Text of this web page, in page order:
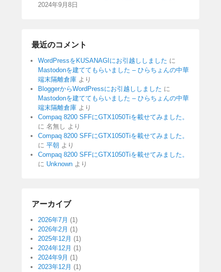
2024年9月8日
最近のコメント
WordPressをKUSANAGIにお引越ししました に
Mastodonを建ててもらいました – ひらちょんの中華
端末隔離倉庫 より
BloggerからWordPressにお引越ししました に
Mastodonを建ててもらいました – ひらちょんの中華
端末隔離倉庫 より
Compaq 8200 SFFにGTX1050Tiを載せてみました。
に 名無し より
Compaq 8200 SFFにGTX1050Tiを載せてみました。
に 平朝 より
Compaq 8200 SFFにGTX1050Tiを載せてみました。
に Unknown より
アーカイブ
2026年7月 (1)
2026年2月 (1)
2025年12月 (1)
2024年12月 (1)
2024年9月 (1)
2023年12月 (1)